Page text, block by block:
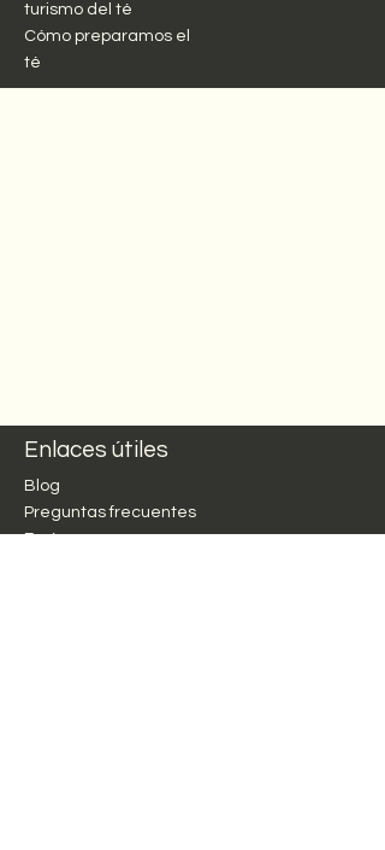
turismo del té
Cómo preparamos el
té
Enlaces útiles
Blog
Preguntas frecuentes
Envío